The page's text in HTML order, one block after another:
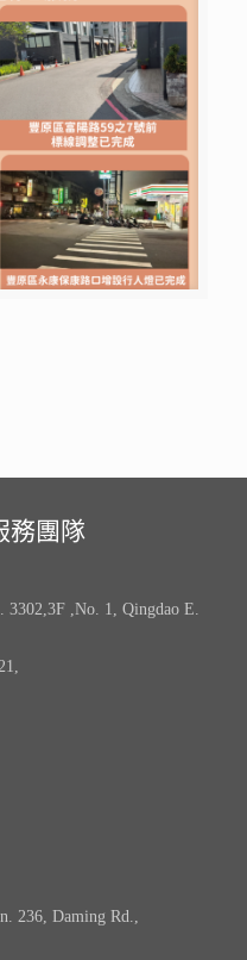
務團隊
,No. 1, Qingdao E.
236, Daming Rd.,